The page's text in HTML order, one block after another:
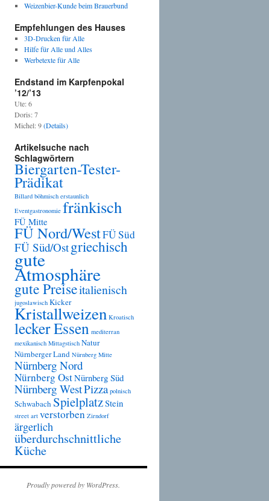
Weizenbier-Kunde beim Brauerbund
Empfehlungen des Hauses
3D-Drucken für Alle
Hilfe für Alle und Alles
Werbetexte für Alle
Endstand im Karpfenpokal
’12/’13
Ute: 6
Doris: 7
Michel: 9(Details)
Artikelsuche nach
Schlagwörtern
Biergarten-Tester-
Prädikat
Billard böhmisch erstaunlich
Eventgastronomie fränkisch
FÜ Mitte
FÜ Nord/WestFÜ Süd
FÜ Süd/Ostgriechisch
gute
Atmosphäre
gute Preiseitalienisch
jugoslawisch Kicker
Kristallweizen Kroatisch
lecker Essen mediterran
mexikanisch Mittagstisch Natur
Nürnberger Land Nürnberg Mitte
Nürnberg Nord
Nürnberg OstNürnberg Süd
Nürnberg WestPizza polnisch
Schwabach SpielplatzStein
street art verstorben Zirndorf
ärgerlich
überdurchschnittliche
Küche
Proudly powered by WordPress.